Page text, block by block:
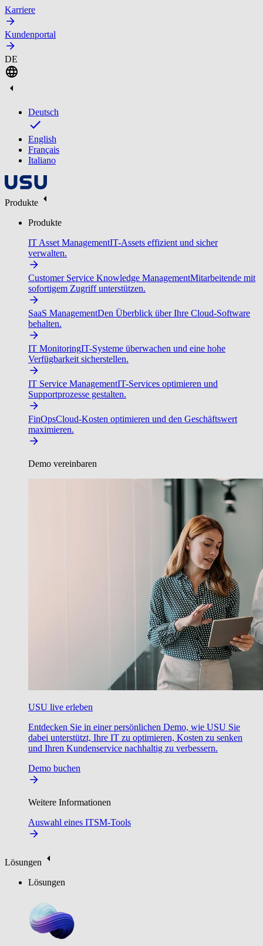
Karriere
Kundenportal
DE
Deutsch
English
Français
Italiano
Produkte
Produkte
IT Asset ManagementIT-Assets effizient und sicher
verwalten.
Customer Service Knowledge ManagementMitarbeitende mit
sofortigem Zugriff unterstützen.
SaaS ManagementDen Überblick über Ihre Cloud-Software
behalten.
IT MonitoringIT-Systeme überwachen und eine hohe
Verfügbarkeit sicherstellen.
IT Service ManagementIT-Services optimieren und
Supportprozesse gestalten.
FinOpsCloud-Kosten optimieren und den Geschäftswert
maximieren.
Demo vereinbaren
USU live erleben
Entdecken Sie in einer persönlichen Demo, wie USU Sie
dabei unterstützt, Ihre IT zu optimieren, Kosten zu senken
und Ihren Kundenservice nachhaltig zu verbessern.
Demo buchen
Weitere Informationen
Auswahl eines ITSM-Tools
Lösungen
Lösungen